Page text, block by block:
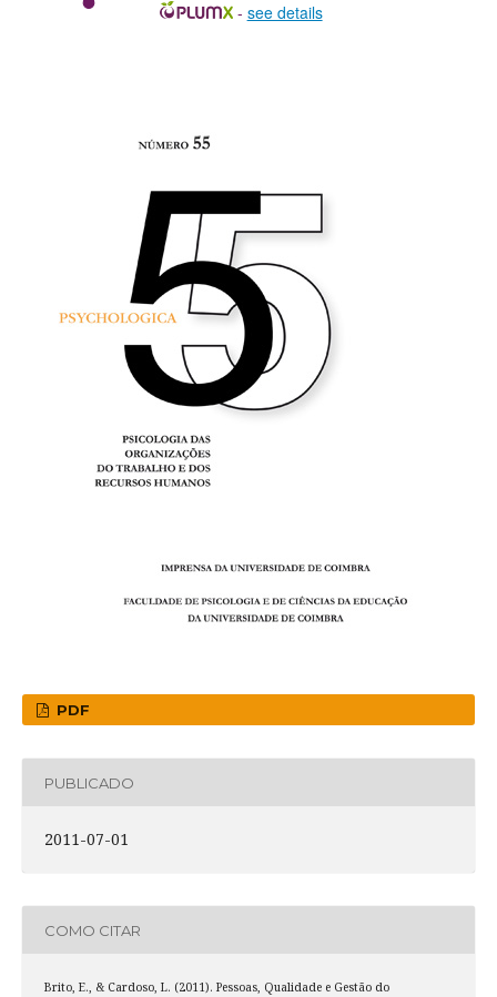
- see details
PDF
PUBLICADO
2011-07-01
COMO CITAR
Brito, E., & Cardoso, L. (2011). Pessoas, Qualidade e Gestão do